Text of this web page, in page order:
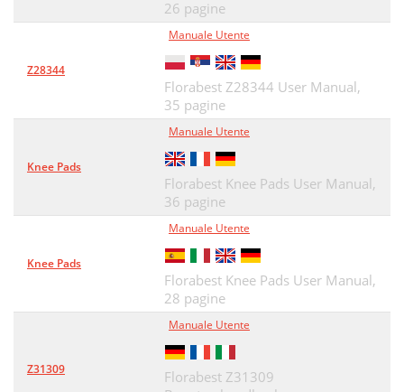
26 pagine
Z28344
Manuale Utente
Florabest Z28344 User Manual,
35 pagine
Knee Pads
Manuale Utente
Florabest Knee Pads User Manual,
36 pagine
Knee Pads
Manuale Utente
Florabest Knee Pads User Manual,
28 pagine
Z31309
Manuale Utente
Florabest Z31309